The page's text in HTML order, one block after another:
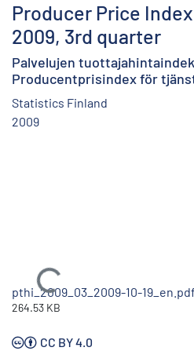
Producer Price
2009, 3rd quarter
Palvelujen
Producentprisindex för
Statistics Finland
2009
Ladataan...
pthi_2009_03_2009-10-19_en.pdf
264.53 KB
CC BY 4.0